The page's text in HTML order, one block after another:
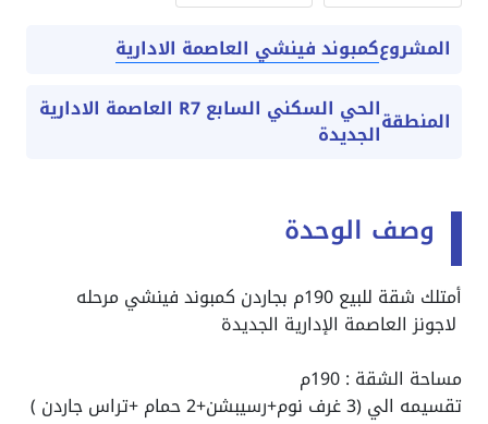
المشروعكمبوند فينشي العاصمة الادارية
المنطقة الحي السكني السابع R7 العاصمة الادارية
الجديدة
وصف الوحدة
أمتلك شقة للبيع 190م بجاردن كمبوند فينشي مرحله
لاجونز العاصمة الإدارية الجديدة
مساحة الشقة : 190م
تقسيمه الي (3 غرف نوم+رسيبشن+2 حمام +تراس جاردن )